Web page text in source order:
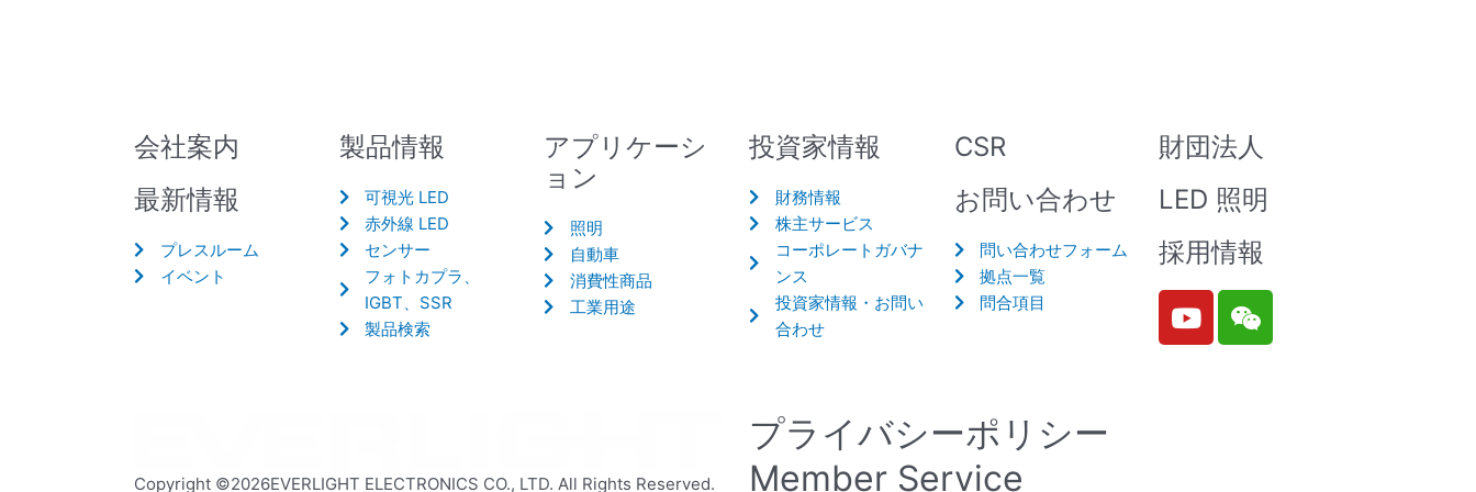
会社案内
最新情報
プレスルーム
イベント
製品情報
可視光 LED
赤外線 LED
センサー
フォトカプラ、
IGBT、SSR
製品検索
アプリケーシ
ョン
照明
自動車
消費性商品
工業用途
投資家情報
財務情報
株主サービス
コーポレートガバナ
ンス
投資家情報・お問い
合わせ
CSR
お問い合わせ
問い合わせフォーム
拠点一覧
問合項目
財団法人
LED 照明
採用情報
Y
o
W
e
Copyright ©2026EVERLIGHT ELECTRONICS CO., LTD. All Rights Reserved.
プライバシーポリシー
Member Service